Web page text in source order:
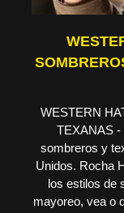
WESTERN
TEXANAS
sombreros y
Unidos. Rocha
los estilos de
mayoreo, vea o